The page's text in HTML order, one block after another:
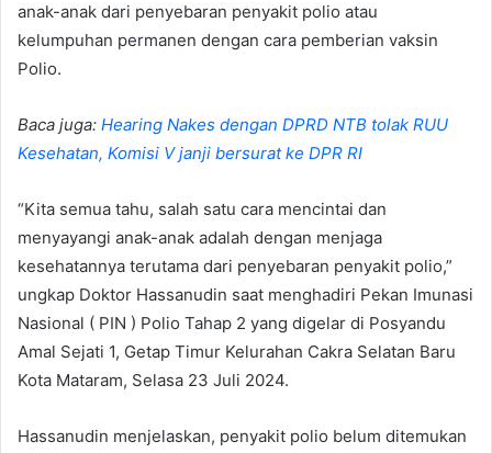
anak-anak dari penyebaran penyakit polio atau
kelumpuhan permanen dengan cara pemberian vaksin
Polio.
Baca juga: Hearing Nakes dengan DPRD NTB tolak RUU
Kesehatan, Komisi V janji bersurat ke DPR RI
“Kita semua tahu, salah satu cara mencintai dan
menyayangi anak-anak adalah dengan menjaga
kesehatannya terutama dari penyebaran penyakit polio,”
ungkap Doktor Hassanudin saat menghadiri Pekan Imunasi
Nasional ( PIN ) Polio Tahap 2 yang digelar di Posyandu
Amal Sejati 1, Getap Timur Kelurahan Cakra Selatan Baru
Kota Mataram, Selasa 23 Juli 2024.
Hassanudin menjelaskan, penyakit polio belum ditemukan